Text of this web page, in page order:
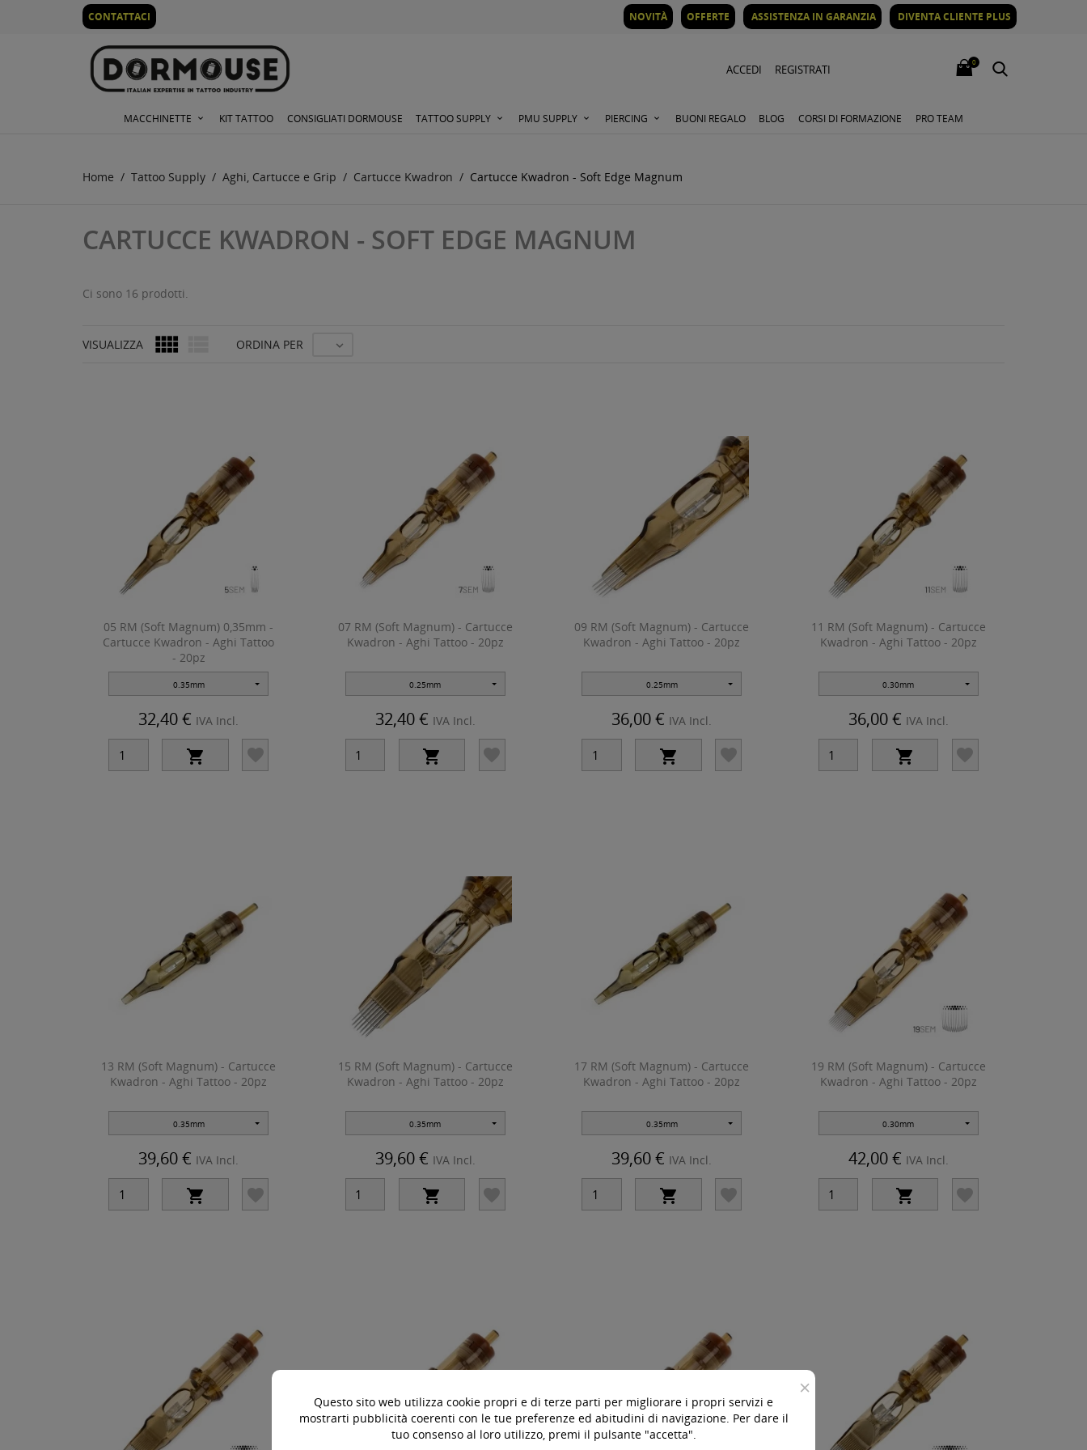
CONTATTACI NOVITÀ OFFERTE ASSISTENZA IN GARANZIA DIVENTA CLIENTE PLUS
ACCEDI REGISTRATI
0
MACCHINETTE KIT TATTOO CONSIGLIATI DORMOUSE TATTOO SUPPLY PMU SUPPLY PIERCING BUONI REGALO BLOG CORSI DI FORMAZIONE PRO TEAM
Home Tattoo Supply Aghi, Cartucce e Grip Cartucce Kwadron Cartucce Kwadron - Soft Edge Magnum
CARTUCCE KWADRON - SOFT EDGE MAGNUM
Ci sono 16 prodotti.
VISUALIZZA  ORDINA PER 
05 RM (Soft Magnum) 0,35mm -
Cartucce Kwadron - Aghi Tattoo
- 20pz
0.35mm
32,40 € IVA Incl.
 
07 RM (Soft Magnum) - Cartucce
Kwadron - Aghi Tattoo - 20pz
0.25mm
32,40 € IVA Incl.
 
09 RM (Soft Magnum) - Cartucce
Kwadron - Aghi Tattoo - 20pz
0.25mm
36,00 € IVA Incl.
 
11 RM (Soft Magnum) - Cartucce
Kwadron - Aghi Tattoo - 20pz
0.30mm
36,00 € IVA Incl.
 
13 RM (Soft Magnum) - Cartucce
Kwadron - Aghi Tattoo - 20pz
0.35mm
39,60 € IVA Incl.
 
15 RM (Soft Magnum) - Cartucce
Kwadron - Aghi Tattoo - 20pz
0.35mm
39,60 € IVA Incl.
 
17 RM (Soft Magnum) - Cartucce
Kwadron - Aghi Tattoo - 20pz
0.35mm
39,60 € IVA Incl.
 
19 RM (Soft Magnum) - Cartucce
Kwadron - Aghi Tattoo - 20pz
0.30mm
42,00 € IVA Incl.
 
×
Questo sito web utilizza cookie propri e di terze parti per migliorare i propri servizi e
mostrarti pubblicità coerenti con le tue preferenze ed abitudini di navigazione. Per dare il
tuo consenso al loro utilizzo, premi il pulsante "accetta".